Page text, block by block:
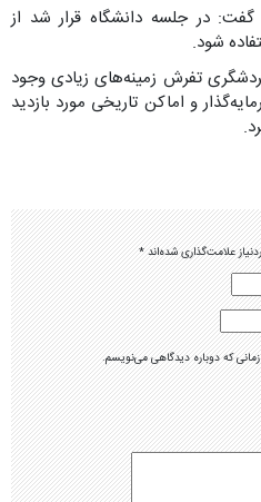
گفت: در جلسه دانشگاه قرار شد از
شود.
گردشگری تفرش زمینه‌های زیادی وجود
و اماکن تاریخی مورد بازدید
علامت‌گذاری شده‌اند*
که دوباره دیدگاهی می‌نویسم.